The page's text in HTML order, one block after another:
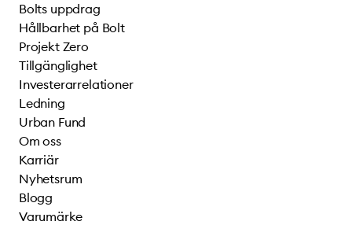
Bolts uppdrag
Hållbarhet på Bolt
Projekt Zero
Tillgänglighet
Investerarrelationer
Ledning
Urban Fund
Om oss
Karriär
Nyhetsrum
Blogg
Varumärke